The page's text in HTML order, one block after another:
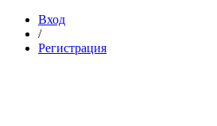
Вход
/
Регистрация